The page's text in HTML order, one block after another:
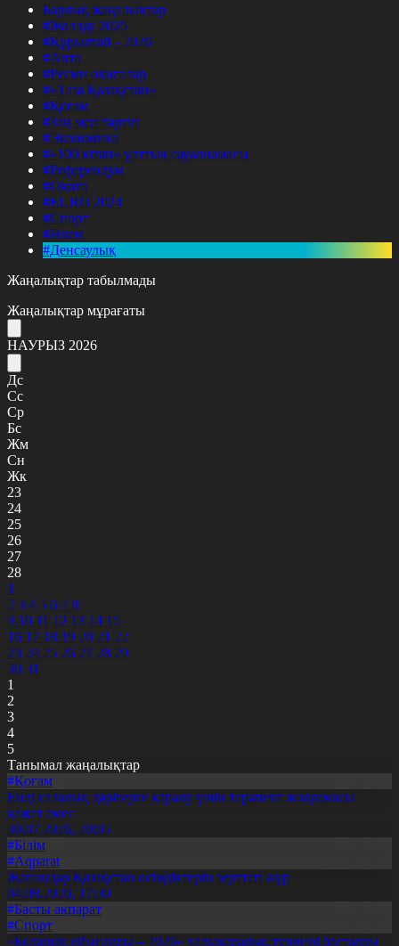
Барлық жаңалықтар
#Жолдау 2025
#Құрылтай - 2026
#Апта
#Ресми оқиғалар
#«Таза Қазақстан»
#Қоғам
#Заң мен тәртіп
#Экономика
#«100 кітап» ұлттық сауалнамасы
#Референдум
#Оқиға
#EURO 2024
#Спорт
#Әлем
#Денсаулық
Жаңалықтар табылмады
Жаңалықтар мұрағаты
НАУРЫЗ 2026
Дс
Сс
Ср
Бс
Жм
Сн
Жк
23
24
25
26
27
28
1
2 3 4 5 6 7 8
9 10 11 12 13 14 15
16 17 18 19 20 21 22
23 24 25 26 27 28 29
30 31
1
2
3
4
5
Танымал жаңалықтар
#Қоғам
Енді салалық дәрігерге қаралу үшін терапевт жолдамасы
қажет емес
30.07.2026, 20:05
#Білім
#Aqparat
Жапондар Қазақстан өсімдіктерін зерттеп жүр
04.08.2026, 17:30
#Басты ақпарат
#Спорт
«Болашақ ойындары – 2026» халықаралық турнирі басталды